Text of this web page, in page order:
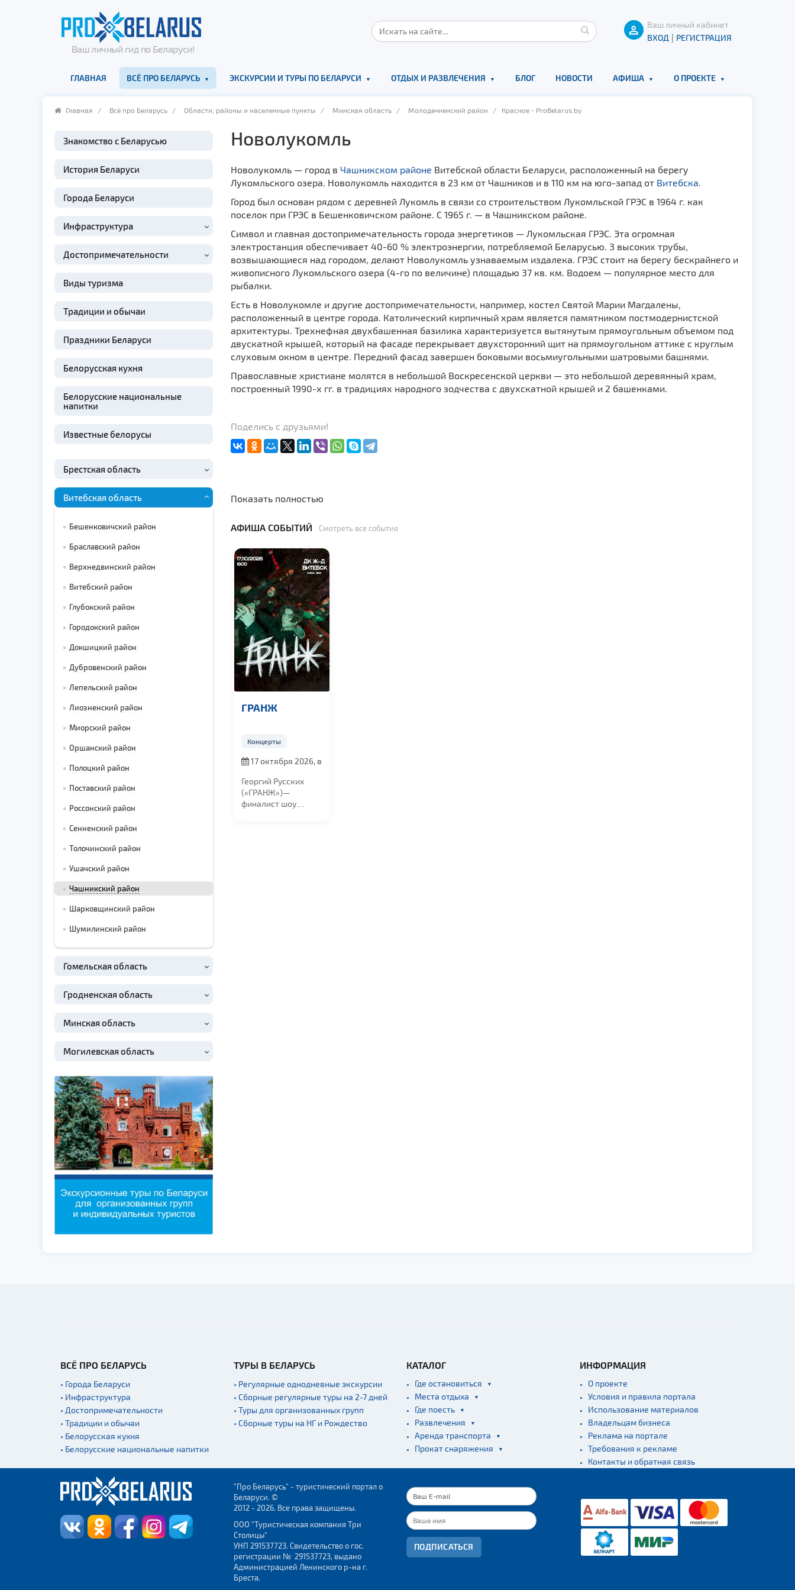
Ваш личный гид по Беларуси!
Ваш личный кабинет
ВХОД | РЕГИСТРАЦИЯ
ГЛАВНАЯ ВСЁ ПРО БЕЛАРУСЬ ЭКСКУРСИИ И ТУРЫ ПО БЕЛАРУСИ ОТДЫХ И РАЗВЛЕЧЕНИЯ БЛОГ НОВОСТИ АФИША О ПРОЕКТЕ
Главная / Всё про Беларусь / Области, районы и населенные пункты / Минская область / Молодечненский район / Красное - ProBelarus.by
Знакомство с Беларусью
История Беларуси
Города Беларуси
Инфраструктура
Достопримечательности
Виды туризма
Традиции и обычаи
Праздники Беларуси
Белорусская кухня
Белорусские национальные
напитки
Известные белорусы
Брестская область
Витебская область
Бешенковичский район
Браславский район
Верхнедвинский район
Витебский район
Глубокский район
Городокский район
Докшицкий район
Дубровенский район
Лепельский район
Лиозненский район
Миорский район
Оршанский район
Полоцкий район
Поставский район
Россонский район
Сенненский район
Толочинский район
Ушачский район
Чашникский район
Шарковщинский район
Шумилинский район
Гомельская область
Гродненская область
Минская область
Могилевская область
Новолукомль
Новолукомль — город в Чашникском районе Витебской области Беларуси, расположенный на берегу
Лукомльского озера. Новолукомль находится в 23 км от Чашников и в 110 км на юго-запад от Витебска.
Город был основан рядом с деревней Лукомль в связи со строительством Лукомльской ГРЭС в 1964 г. как
поселок при ГРЭС в Бешенковичском районе. С 1965 г. — в Чашникском районе.
Символ и главная достопримечательность города энергетиков — Лукомльская ГРЭС. Эта огромная
электростанция обеспечивает 40-60 % электроэнергии, потребляемой Беларусью. 3 высоких трубы,
возвышающиеся над городом, делают Новолукомль узнаваемым издалека. ГРЭС стоит на берегу бескрайнего и
живописного Лукомльского озера (4-го по величине) площадью 37 кв. км. Водоем — популярное место для
рыбалки.
Есть в Новолукомле и другие достопримечательности, например, костел Святой Марии Магдалены,
расположенный в центре города. Католический кирпичный храм является памятником постмодернистской
архитектуры. Трехнефная двухбашенная базилика характеризуется вытянутым прямоугольным объемом под
двускатной крышей, который на фасаде перекрывает двухсторонний щит на прямоугольном аттике с круглым
слуховым окном в центре. Передний фасад завершен боковыми восьмиугольными шатровыми башнями.
Православные христиане молятся в небольшой Воскресенской церкви — это небольшой деревянный храм,
построенный 1990-х гг. в традициях народного зодчества с двухскатной крышей и 2 башенками.
Поделись с друзьями!
Показать полностью
АФИША СОБЫТИЙ Смотреть все события
ГРАНЖ
Концерты
17 октября 2026, в
Георгий Русских
(«ГРАНЖ»)—
финалист шоу
ВСЁ ПРО БЕЛАРУСЬ
• Города Беларуси
• Инфраструктура
• Достопримечательности
• Традиции и обычаи
• Белорусская кухня
• Белорусские национальные напитки
ТУРЫ В БЕЛАРУСЬ
• Регулярные однодневные экскурсии
• Сборные регулярные туры на 2-7 дней
• Туры для организованных групп
• Сборные туры на НГ и Рождество
КАТАЛОГ
Где остановиться
Места отдыха
Где поесть
Развлечения
Аренда транспорта
Прокат снаряжения
ИНФОРМАЦИЯ
О проекте
Условия и правила портала
Использование материалов
Владельцам бизнеса
Реклама на портале
Требования к рекламе
Контакты и обратная связь
"Про Беларусь" - туристический портал о
Беларуси. ©
2012 - 2026. Все права защищены.
ООО "Туристическая компания Три
Столицы"
УНП 291537723. Свидетельство о гос.
регистрации № 291537723, выдано
Администрацией Ленинского р-на г.
Бреста.
ПОДПИСАТЬСЯ